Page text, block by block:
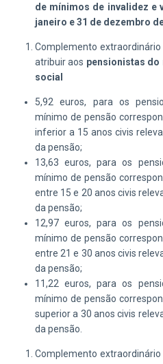
de mínimos de invalidez e
janeiro e 31 de dezembro
Complemento
atribuir aos pensionistas do
social
5,92 euros, para os
mínimo de pensão
inferior a 15 anos civis
da pensão;
13,63 euros, para os
mínimo de pensão
entre 15 e 20 anos civis
da pensão;
12,97 euros, para os
mínimo de pensão
entre 21 e 30 anos civis
da pensão;
11,22 euros, para os
mínimo de pensão
superior a 30 anos civis
da pensão.
Complemento